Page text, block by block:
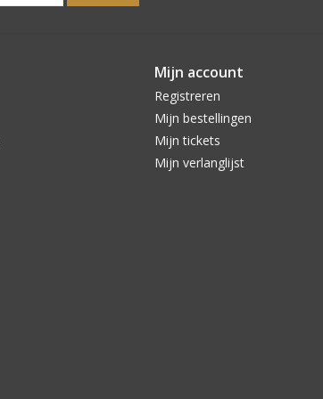
Mijn account
Registreren
Mijn bestellingen
Mijn tickets
Mijn verlanglijst